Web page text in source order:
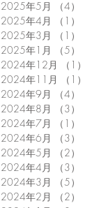
2025年5月
（4）
2025年4月
（1）
2025年3月
（1）
2025年1月
（5）
2024年12月
（1）
2024年11月
（1）
2024年9月
（4）
2024年8月
（3）
2024年7月
（1）
2024年6月
（3）
2024年5月
（2）
2024年4月
（3）
2024年3月
（5）
2024年2月
（2）